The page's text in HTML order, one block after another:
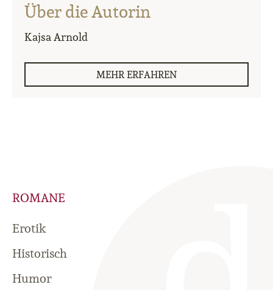
Über die Autorin
Kajsa Arnold
MEHR ERFAHREN
ROMANE
Erotik
Historisch
Humor